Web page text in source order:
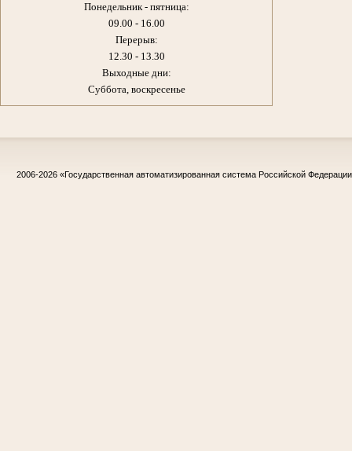
Понедельник - пятница:
09.00 - 16.00
Перерыв:
12.30 - 13.30
Выходные дни:
Суббота, воскресенье
2006-2026 «Государственная автоматизированная система Российской